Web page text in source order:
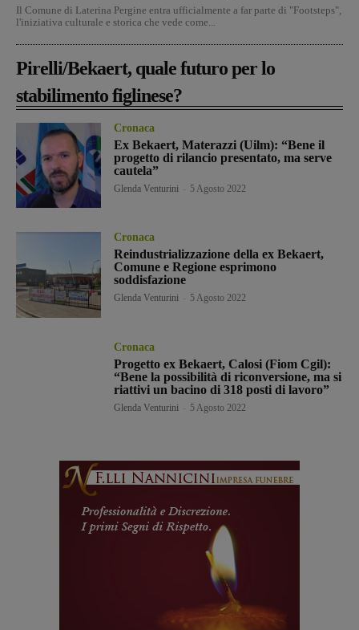
Il Comune di Laterina Pergine entra ufficialmente a far parte di "Footsteps",
l'iniziativa culturale e storica che vede come...
Pirelli/Bekaert, quale futuro per lo
stabilimento figlinese?
Cronaca
Ex Bekaert, Materazzi (Uilm): “Bene il
progetto di rilancio presentato, ma serve
cautela”
Glenda Venturini 5 Agosto 2022
Cronaca
Reindustrializzazione della ex Bekaert,
Comune e Regione esprimono
soddisfazione
Glenda Venturini 5 Agosto 2022
Cronaca
Progetto ex Bekaert, Calosi (Fiom Cgil):
“Bene la possibilità di riconversione, ma si
riattivi un bacino di 318 posti di lavoro”
Glenda Venturini 5 Agosto 2022